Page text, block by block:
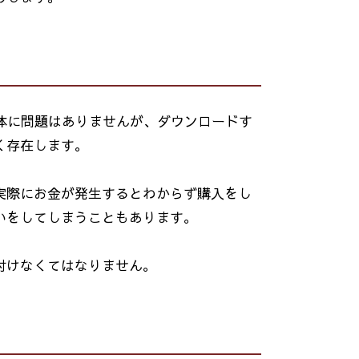
問題はありませんが、ダウンロードす
在します。
にお金が発生するとわからず購入をし
してしまうこともあります。
なくてはなりません。